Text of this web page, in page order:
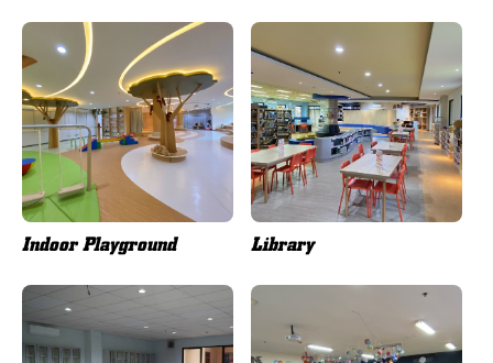
Indoor Playground Library